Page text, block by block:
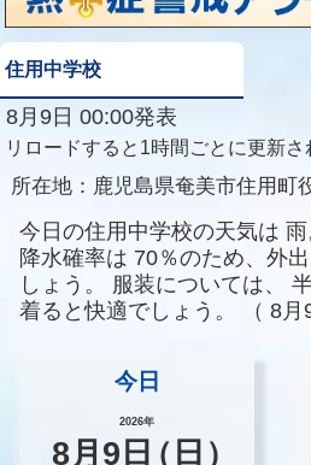
住用中学校
8月9日 00:00発表
リロードすると1時間ごとに更新さ
所在地： 鹿児島県奄美市住用町
今日の住用中学校の天気は 雨
降水確率は 70％のため、外
しょう。
服装については、
着ると快適でしょう。
（ 8月
今日
2026年
8月 9 日（日）